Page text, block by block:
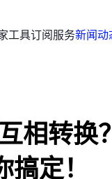
工具订阅服务新闻动
相转
定！